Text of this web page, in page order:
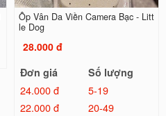
Ốp Vân Da Viền Camera Bạc - Litt
le Dog
28.000 đ
Đơn giá
Số lượng
24.000 đ
5-19
22.000 đ
20-49